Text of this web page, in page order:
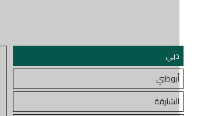
دبي
أبوظبي
الشارقة